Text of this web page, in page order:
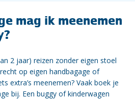
mag ik meenemen
2 jaar) reizen zonder eigen stoel
op eigen handbagage of
extra’s meenemen? Vaak boek je
bij. Een buggy of kinderwagen